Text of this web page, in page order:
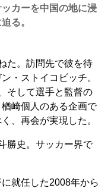
カーを中国の地に浸
る。
た。訪問先で彼を待
・ストイコビッチ。
そして選手と監督の
崎個人のある企画で
、再会が実現した。
勝史。サッカー界で
就任した2008年から